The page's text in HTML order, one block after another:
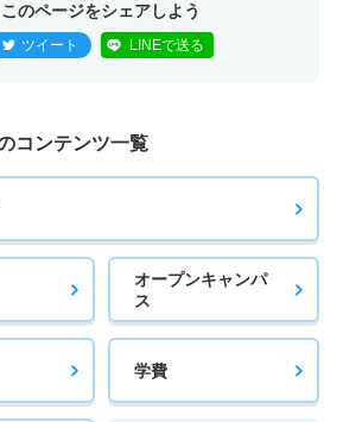
このページをシェアしよう
ツイート LINEで送る
コンテンツ一覧
オープンキャンパ
ス
学費